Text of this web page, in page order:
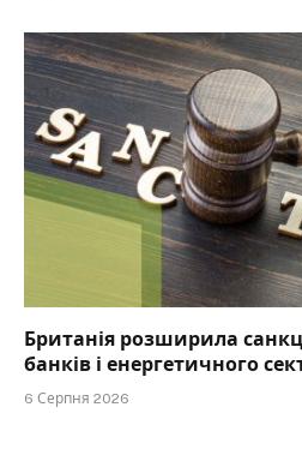
Британія розширила
банків і енергетичного
6 Серпня 2026